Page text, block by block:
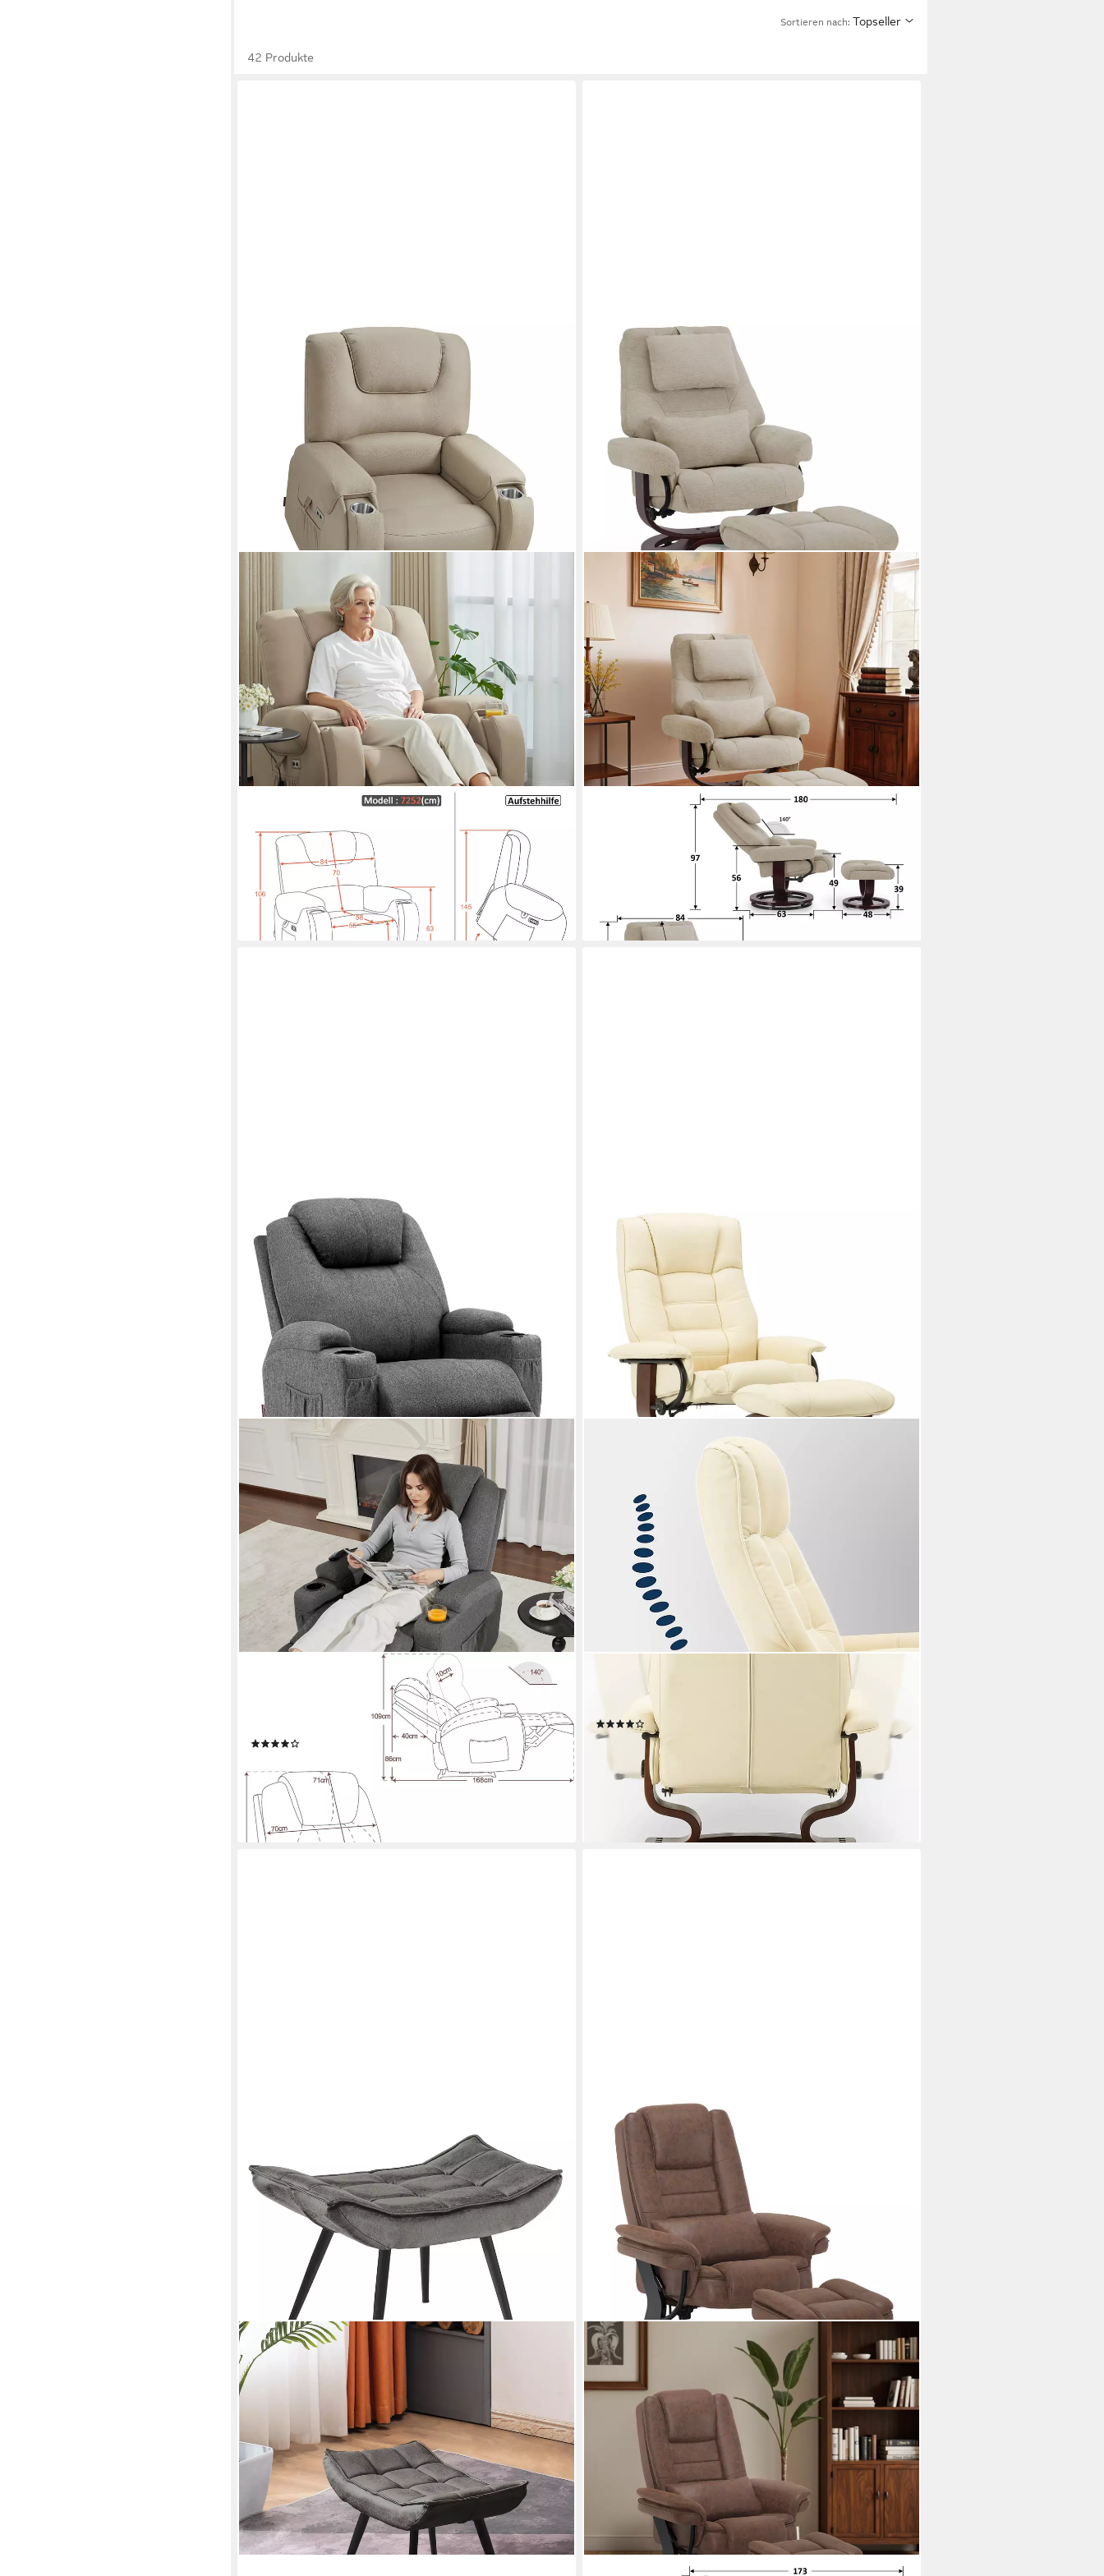
Sortieren nach: Topseller
42 Produkte
7252 (Fernsehsessel mit Aufstehhilfe Elektrisch), mit
Relaxfunktion
469,99 €
lieferbar - in 3-4 Werktagen bei dir
Relaxsessel Relaxsessel mit Liegefunktion, Lesesessel
9046, 360° Drehbarer Fernsehsessel mit Hocker, mit
lieferbar - in 3-4 Werktagen bei dir
Relaxsessel MCombo Elektrisch Relaxsessel
Massagesessel Fernsehsessel 7061 (M Elektrisch
Relaxsessel Massagesessel), mit Relaxfunktion
lieferbar - in 3-4 Werktagen bei dir
+1
TV-Sessel M Relaxsessel mit Hocker Fernsehsessel 9019
(M Relaxsessel mit Hocker), mit Relaxfunktion
(68)
229,99 € UVP
lieferbar - in 3-4 Werktagen bei dir
+3